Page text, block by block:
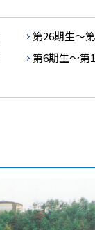
第26期生～
第6期生～第